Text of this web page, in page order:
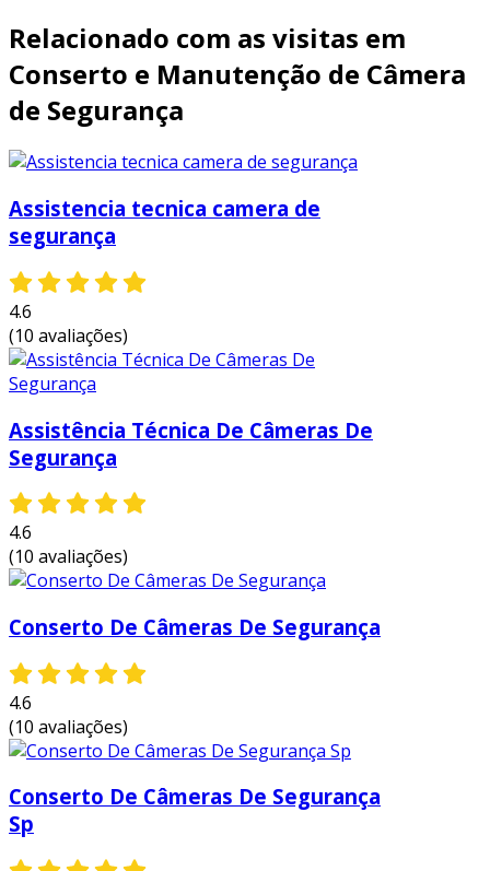
Relacionado com as visitas em
Conserto e Manutenção de Câmera
de Segurança
Assistencia tecnica camera de
segurança
4.6
(10 avaliações)
Assistência Técnica De Câmeras De
Segurança
4.6
(10 avaliações)
Conserto De Câmeras De Segurança
4.6
(10 avaliações)
Conserto De Câmeras De Segurança
Sp